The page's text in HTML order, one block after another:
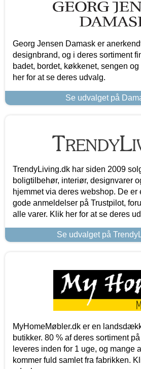
Georg Jensen Damask er
designbrand, og i deres sortiment
badet, bordet, køkkenet, sengen
her for at se deres udvalg.
Se udvalget på
TrendyLiving.dk har siden 2009
boligtilbehør, interiør, designvarer
hjemmet via deres webshop. De
gode anmeldelser på Trustpilot,
alle varer. Klik her for at se deres
Se udvalget på
MyHomeMøbler.dk er en
butikker. 80 % af deres sortiment
leveres inden for 1 uge, og mange
kommer fuld samlet fra fabrikken.